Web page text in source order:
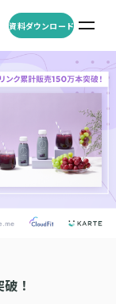
資料ダウンロード
業成長を実現
い合わせ
！